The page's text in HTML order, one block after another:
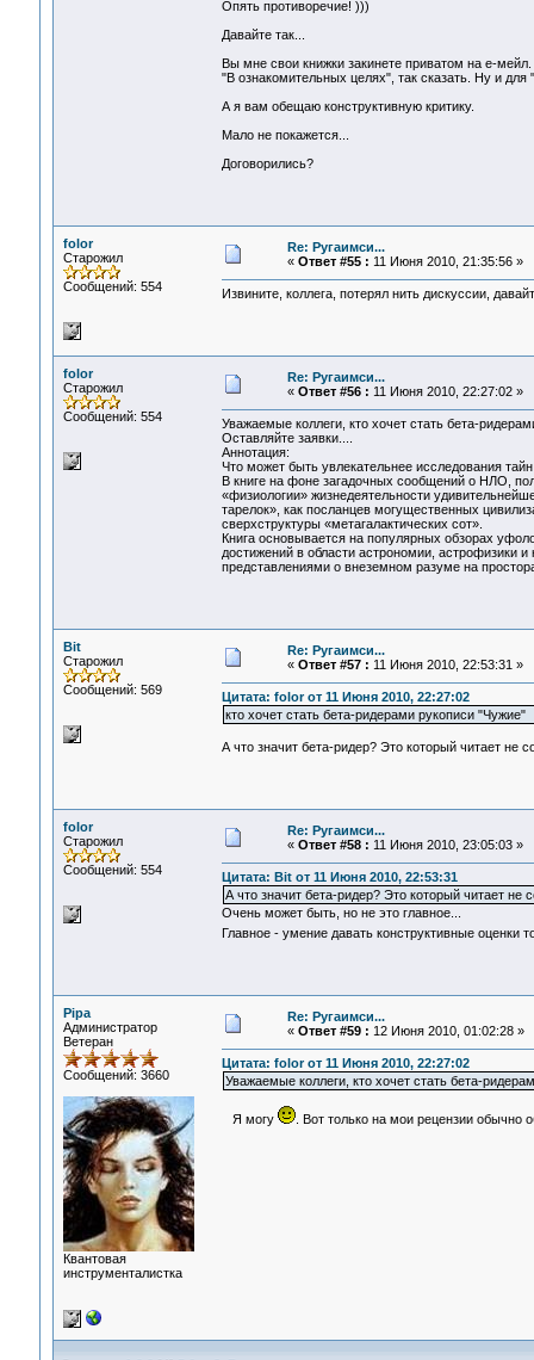
Опять противоречие! )))
Давайте так...
Вы мне свои книжки закинете приватом на е-
"В ознакомительных целях", так сказать. Ну и
А я вам обещаю конструктивную критику.
Мало не покажется...
Договорились?
folor
Старожил
Сообщений: 554
Re: Ругаимси...
« Ответ #55 : 11 Июня 2010, 21:35:56 »
Извините, коллега, потерял нить дискуссии,
folor
Старожил
Сообщений: 554
Re: Ругаимси...
« Ответ #56 : 11 Июня 2010, 22:27:02 »
Уважаемые коллеги, кто хочет стать бета-
Оставляйте заявки....
Аннотация:
Что может быть увлекательнее исследования
В книге на фоне загадочных сообщений о НЛО,
«физиологии» жизнедеятельности
тарелок», как посланцев могущественных
сверхструктуры «метагалактических сот».
Книга основывается на популярных обзорах
достижений в области астрономии, астрофизики
представлениями о внеземном разуме на
Bit
Старожил
Сообщений: 569
Re: Ругаимси...
« Ответ #57 : 11 Июня 2010, 22:53:31 »
Цитата: folor от 11 Июня 2010, 22:27:02
кто хочет стать бета-ридерами рукописи "Чужие"
А что значит бета-ридер? Это который читает не
folor
Старожил
Сообщений: 554
Re: Ругаимси...
« Ответ #58 : 11 Июня 2010, 23:05:03 »
Цитата: Bit от 11 Июня 2010, 22:53:31
А что значит бета-ридер? Это который читает не
Очень может быть, но не это главное...
Главное - умение давать конструктивные оценки
Pipa
Администратор
Ветеран
Сообщений: 3660
Квантовая
инструменталистка
Re: Ругаимси...
« Ответ #59 : 12 Июня 2010, 01:02:28 »
Цитата: folor от 11 Июня 2010, 22:27:02
Уважаемые коллеги, кто хочет стать бета-
Я могу . Вот только на мои рецензии обычно